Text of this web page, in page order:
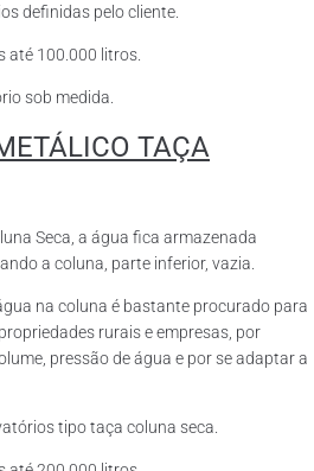
definidas pelo cliente.
até 100.000 litros.
sob medida.
TAÇA
Seca, a água fica armazenada
a coluna, parte inferior, vazia.
na coluna é bastante procurado para
rurais e empresas, por
pressão de água e por se adaptar a
tipo taça coluna seca.